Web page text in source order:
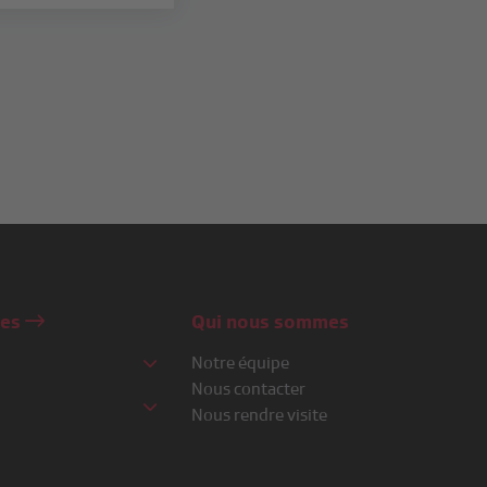
Qui nous sommes
Notre équipe
Nous contacter
Nous rendre visite